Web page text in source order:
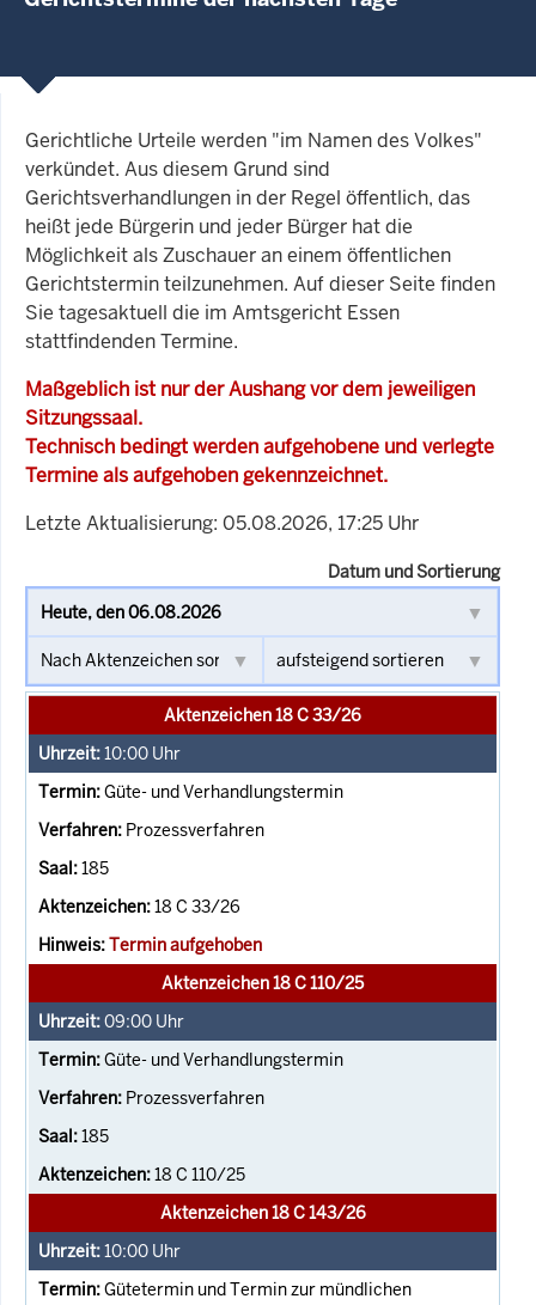
Gerichtliche Urteile werden "im Namen des Volkes"
verkündet. Aus diesem Grund sind
Gerichtsverhandlungen in der Regel öffentlich, das
heißt jede Bürgerin und jeder Bürger hat die
Möglichkeit als Zuschauer an einem öffentlichen
Gerichtstermin teilzunehmen. Auf dieser Seite finden
Sie tagesaktuell die im Amtsgericht Essen
stattfindenden Termine.
Maßgeblich ist nur der Aushang vor dem jeweiligen
Sitzungssaal.
Technisch bedingt werden aufgehobene und verlegte
Termine als aufgehoben gekennzeichnet.
Letzte Aktualisierung: 05.08.2026, 17:25 Uhr
Datum und Sortierung
Aktenzeichen 18 C 33/26
10:00 Uhr
Güte- und Verhandlungstermin
Prozessverfahren
185
18 C 33/26
Termin aufgehoben
Aktenzeichen 18 C 110/25
09:00 Uhr
Güte- und Verhandlungstermin
Prozessverfahren
185
18 C 110/25
Aktenzeichen 18 C 143/26
10:00 Uhr
Gütetermin und Termin zur mündlichen